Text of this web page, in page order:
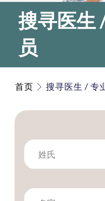
搜寻医生
员
首页 搜寻医生 / 专